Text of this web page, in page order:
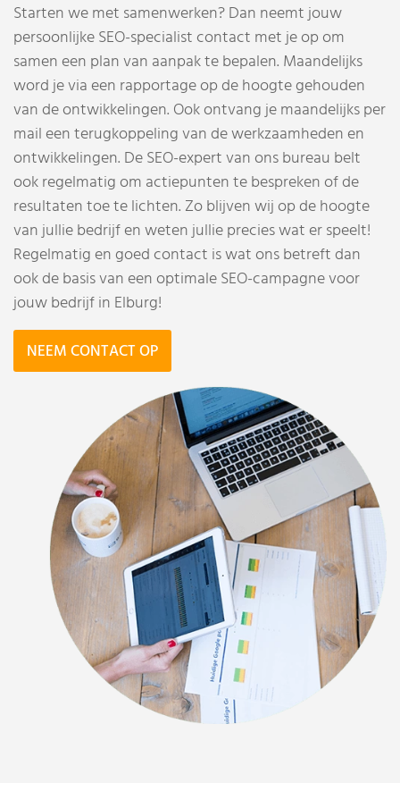
Starten we met samenwerken? Dan neemt jouw
persoonlijke SEO-specialist contact met je op om
samen een plan van aanpak te bepalen. Maandelijks
word je via een rapportage op de hoogte gehouden
van de ontwikkelingen. Ook ontvang je maandelijks per
mail een terugkoppeling van de werkzaamheden en
ontwikkelingen. De SEO-expert van ons bureau belt
ook regelmatig om actiepunten te bespreken of de
resultaten toe te lichten. Zo blijven wij op de hoogte
van jullie bedrijf en weten jullie precies wat er speelt!
Regelmatig en goed contact is wat ons betreft dan
ook de basis van een optimale SEO-campagne voor
jouw bedrijf in Elburg!
NEEM CONTACT OP